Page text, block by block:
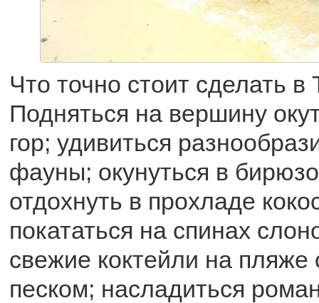
Что точно стоит сделать в
Подняться на вершину
гор; удивиться
фауны; окунуться в
отдохнуть в прохладе
покататься на спинах
свежие коктейли на
песком; насладиться